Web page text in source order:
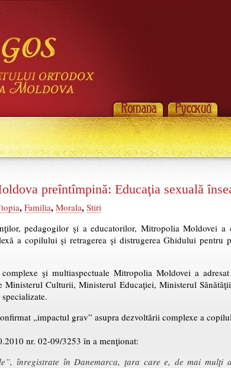
preîntîmpină: Educaţia sexuală
, Familia, Morala, Stiri
pedagogilor şi a educatorilor, Mitropolia Moldovei a
a copilului şi retragerea şi distrugerea Ghidului pentru
şi multiaspectuale Mitropolia Moldovei a
Ministerul Culturii, Ministerul Educaţiei, Ministerul
„impactul grav” asupra dezvoltării complexe a
nr. 02-09/3253 în a menţionat:
înregistrate în Danemarca, ţara care e, de mai mulţi